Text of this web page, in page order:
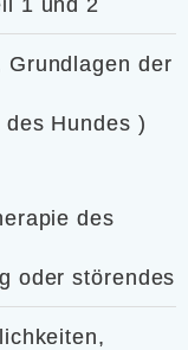
Grundlagen der
Hundes )
des
oder störendes